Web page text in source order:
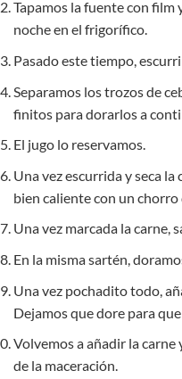
Tapamos la fuente con film
noche en el frigorífico.
Pasado este tiempo,
Separamos los trozos de
finitos para dorarlos a
El jugo lo reservamos.
Una vez escurrida y seca la
bien caliente con un chorro
Una vez marcada la carne,
En la misma sartén,
Una vez pochadito todo,
Dejamos que dore para
Volvemos a añadir la
de la maceración.